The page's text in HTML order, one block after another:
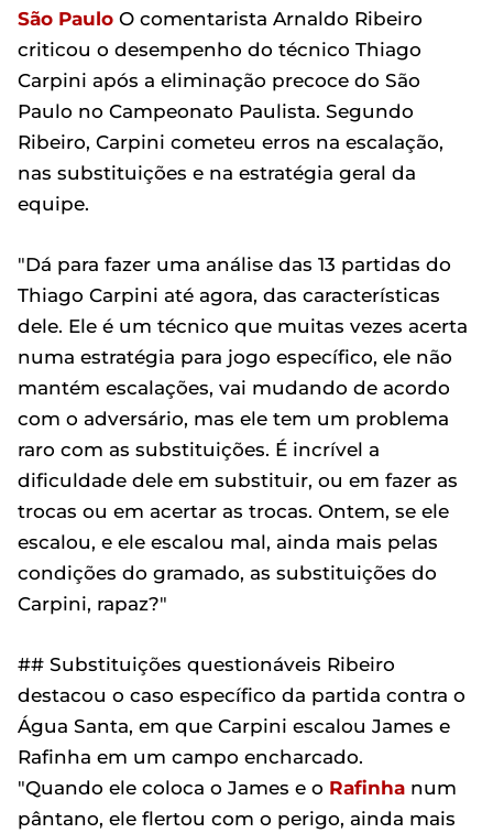
São Paulo O comentarista Arnaldo Ribeiro
criticou o desempenho do técnico Thiago
Carpini após a eliminação precoce do São
Paulo no Campeonato Paulista. Segundo
Ribeiro, Carpini cometeu erros na escalação,
nas substituições e na estratégia geral da
equipe.
"Dá para fazer uma análise das 13 partidas do
Thiago Carpini até agora, das características
dele. Ele é um técnico que muitas vezes acerta
numa estratégia para jogo específico, ele não
mantém escalações, vai mudando de acordo
com o adversário, mas ele tem um problema
raro com as substituições. É incrível a
dificuldade dele em substituir, ou em fazer as
trocas ou em acertar as trocas. Ontem, se ele
escalou, e ele escalou mal, ainda mais pelas
condições do gramado, as substituições do
Carpini, rapaz?"
## Substituições questionáveis Ribeiro
destacou o caso específico da partida contra o
Água Santa, em que Carpini escalou James e
Rafinha em um campo encharcado.
"Quando ele coloca o James e o Rafinha num
pântano, ele flertou com o perigo, ainda mais